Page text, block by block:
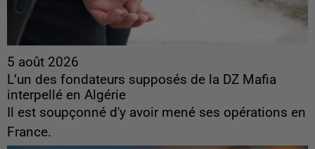
5 août 2026
L’un des fondateurs supposés de la DZ Mafia
interpellé en Algérie
Il est soupçonné d'y avoir mené ses opérations en
France.